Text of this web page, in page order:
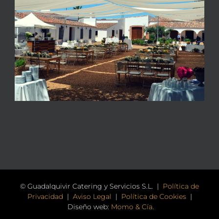
© Guadalquivir Catering y Servicios S.L. | Política de
Privacidad | Aviso Legal | Política de Cookies|
Diseño web: Momo & Cía.